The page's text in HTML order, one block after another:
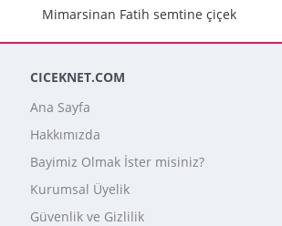
Mimarsinan Fatih semtine çiçek
CICEKNET.COM
Ana Sayfa
Hakkımızda
Bayimiz Olmak İster misiniz?
Kurumsal Üyelik
Güvenlik ve Gizlilik